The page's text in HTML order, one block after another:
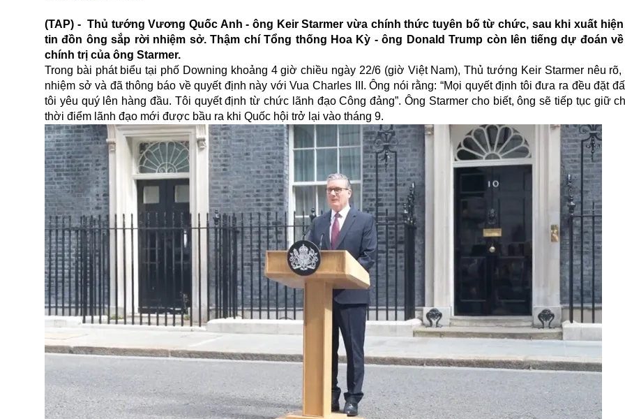
(TAP) - Thủ tướng Vương Quốc Anh - ông Keir Starmer vừa chính thức tuyên bố từ chức, sau khi xuất
tin đồn ông sắp rời nhiệm sở. Thậm chí Tổng thống Hoa Kỳ - ông Donald Trump còn lên tiếng dự đoán
chính trị của ông Starmer.
Trong bài phát biểu tại phố Downing khoảng 4 giờ chiều ngày 22/6 (giờ Việt Nam), Thủ tướng Keir Starmer nêu
nhiệm sở và đã thông báo về quyết định này với Vua Charles III. Ông nói rằng: “Mọi quyết định tôi đưa ra đều đặt
tôi yêu quý lên hàng đầu. Tôi quyết định từ chức lãnh đạo Công đảng”. Ông Starmer cho biết, ông sẽ tiếp tục giữ
thời điểm lãnh đạo mới được bầu ra khi Quốc hội trở lại vào tháng 9.